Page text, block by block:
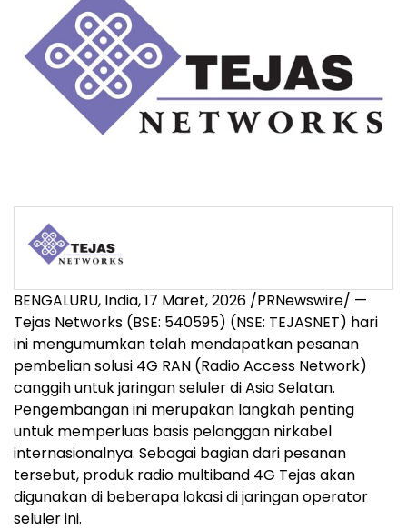
BENGALURU, India,17 Maret, 2026 /PRNewswire/ —
Tejas Networks (BSE: 540595) (NSE: TEJASNET) hari
ini mengumumkan telah mendapatkan pesanan
pembelian solusi 4G RAN (Radio Access Network)
canggih untuk jaringan seluler di Asia Selatan.
Pengembangan ini merupakan langkah penting
untuk memperluas basis pelanggan nirkabel
internasionalnya. Sebagai bagian dari pesanan
tersebut, produk radio multiband 4G Tejas akan
digunakan di beberapa lokasi di jaringan operator
seluler ini.